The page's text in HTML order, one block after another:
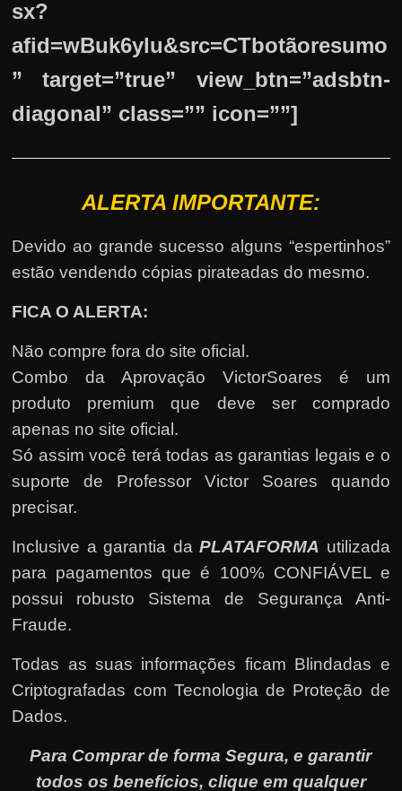
sx?
afid=wBuk6ylu&src=CTbotãoresumo
” target=”true” view_btn=”adsbtn-
diagonal” class=”” icon=””]
ALERTA IMPORTANTE:
Devido ao grande sucesso alguns “espertinhos”
estão vendendo cópias pirateadas do mesmo.
FICA O ALERTA:
Não compre fora do site oficial.
Combo da Aprovação VictorSoares é um
produto premium que deve ser comprado
apenas no site oficial.
Só assim você terá todas as garantias legais e o
suporte de Professor Victor Soares quando
precisar.
Inclusive a garantia daPLATAFORMA utilizada
para pagamentos que é 100% CONFIÁVEL e
possui robusto Sistema de Segurança Anti-
Fraude.
Todas as suas informações ficam Blindadas e
Criptografadas com Tecnologia de Proteção de
Dados.
Para Comprar de forma Segura, e garantir
todos os benefícios, clique em qualquer